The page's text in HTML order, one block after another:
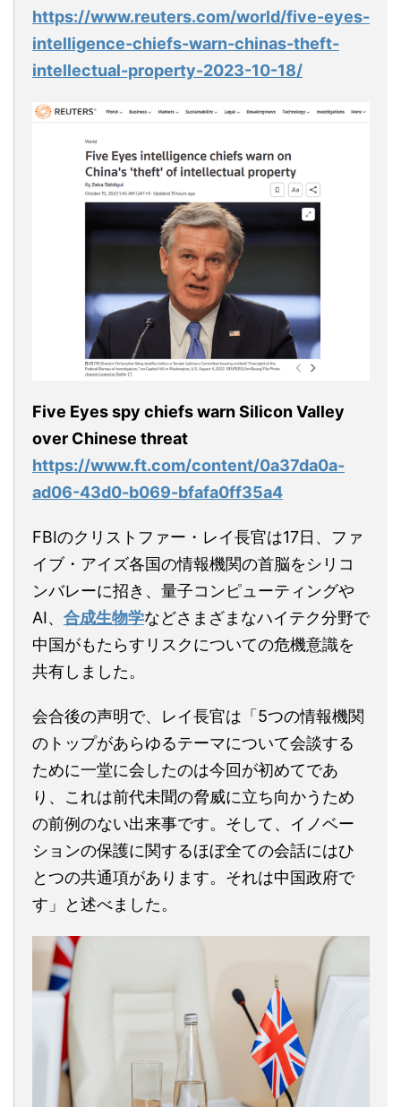
https://www.reuters.com/world/five-eyes-
intelligence-chiefs-warn-chinas-theft-
intellectual-property-2023-10-18/
Five Eyes spy chiefs warn Silicon Valley
over Chinese threat
https://www.ft.com/content/0a37da0a-
ad06-43d0-b069-bfafa0ff35a4
FBIのクリストファー・レイ長官は17日、ファ
イブ・アイズ各国の情報機関の首脳をシリコ
ンバレーに招き、量子コンピューティングや
AI、 合成生物学などさまざまなハイテク分野で
中国がもたらすリスクについての危機意識を
共有しました。
会合後の声明で、レイ長官は「5つの情報機関
のトップがあらゆるテーマについて会談する
ために一堂に会したのは今回が初めてであ
り、これは前代未聞の脅威に立ち向かうため
の前例のない出来事です。そして、イノベー
ションの保護に関するほぼ全ての会話にはひ
とつの共通項があります。それは中国政府で
す」と述べました。